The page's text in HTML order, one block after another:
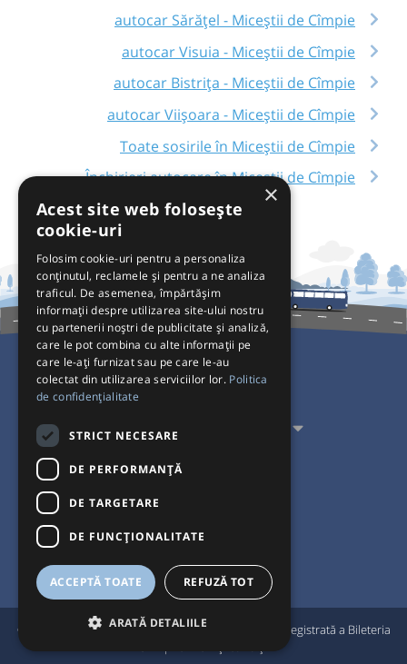
autocar Sărățel - Miceștii de Cîmpie
autocar Visuia - Miceștii de Cîmpie
autocar Bistrița - Miceștii de Cîmpie
autocar Viișoara - Miceștii de Cîmpie
Toate sosirile în Miceștii de Cîmpie
Închirieri autocare în Miceștii de Cîmpie
Pentru Călători
Pentru Transportatori
Interacționăm
Acceptăm plăți cu
© Bileteria 2004-2026 | Autogari.RO®
este marcă înregistrată a Bileteria
×
Acest site web folosește
cookie-uri
Folosim cookie-uri pentru a personaliza
conținutul, reclamele și pentru a ne analiza
traficul. De asemenea, împărtășim
informații despre utilizarea site-ului nostru
cu partenerii noștri de publicitate și analiză,
care le pot combina cu alte informații pe
care le-ați furnizat sau pe care le-au
colectat din utilizarea serviciilor lor. Politica
de confidențialitate
STRICT NECESARE
DE PERFORMANȚĂ
DE TARGETARE
DE FUNCŢIONALITATE
ACCEPTĂ TOATE REFUZĂ TOT
ARATĂ DETALIILE